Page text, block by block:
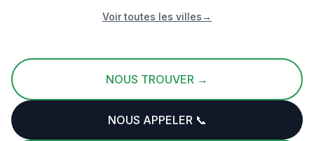
Voir toutes les villes→
NOUS TROUVER →
NOUS APPELER 📞